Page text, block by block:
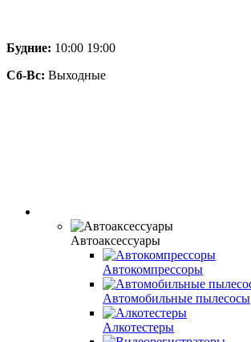
Будние: 10:00 19:00
Сб-Вс: Выходные
Автоаксессуары
Автокомпрессоры
Автомобильные пылесосы
Алкотестеры